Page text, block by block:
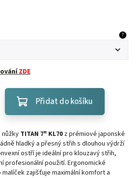
?
ZDE
Přidat do košíku
TITAN 7" KL70 z prémiové japonské
hladký a přesný střih s dlouhou výdrží
ostří je ideální pro klouzavý střih,
profesionální použití. Ergonomické
zajišťuje maximální komfort a